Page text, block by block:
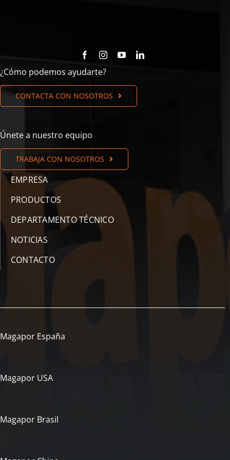
¿Cómo podemos ayudarte?
CONTACTA CON NOSOTROS
Únete a nuestro equipo
TRABAJA CON NOSOTROS
EMPRESA
PRODUCTOS
DEPARTAMENTO TÉCNICO
NOTICIAS
CONTACTO
Magapor España
Magapor USA
Magapor Brasil